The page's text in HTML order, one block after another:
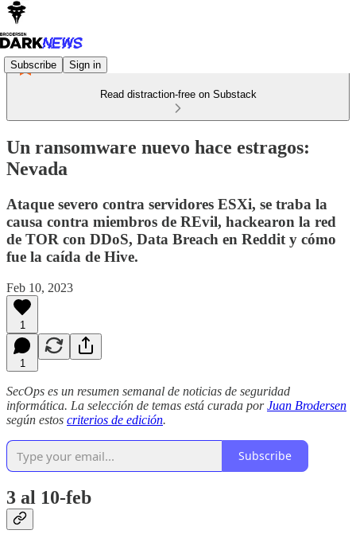
Subscribe Sign in
Read distraction-free on Substack
Un ransomware nuevo hace estragos:
Nevada
Ataque severo contra servidores ESXi, se traba la
causa contra miembros de REvil, hackearon la red
de TOR con DDoS, Data Breach en Reddit y cómo
fue la caída de Hive.
Feb 10, 2023
1
1
SecOps es un resumen semanal de noticias de seguridad
informática. La selección de temas está curada porJuan Brodersen
según estos criterios de edición.
Subscribe
3 al 10-feb